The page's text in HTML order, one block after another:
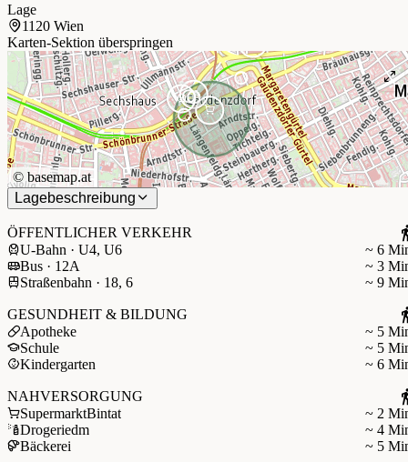
Lage
1120 Wien
Karten-Sektion überspringen
© basemap.at
Lagebeschreibung
ÖFFENTLICHER VERKEHR
U-Bahn · U4, U6
~ 6
Bus · 12A
~ 3
Straßenbahn · 18, 6
~ 9
GESUNDHEIT & BILDUNG
Apotheke
~ 5
Schule
~ 5
Kindergarten
~ 6
NAHVERSORGUNG
SupermarktBintat
~ 2
Drogeriedm
~ 4
Bäckerei
~ 5